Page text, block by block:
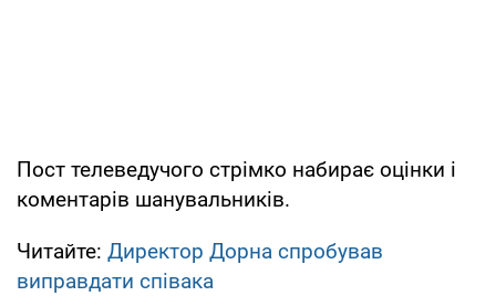
Пост телеведучого стрімко набирає оцінки і
коментарів шанувальників.
Читайте: Директор Дорна спробував
виправдати співака